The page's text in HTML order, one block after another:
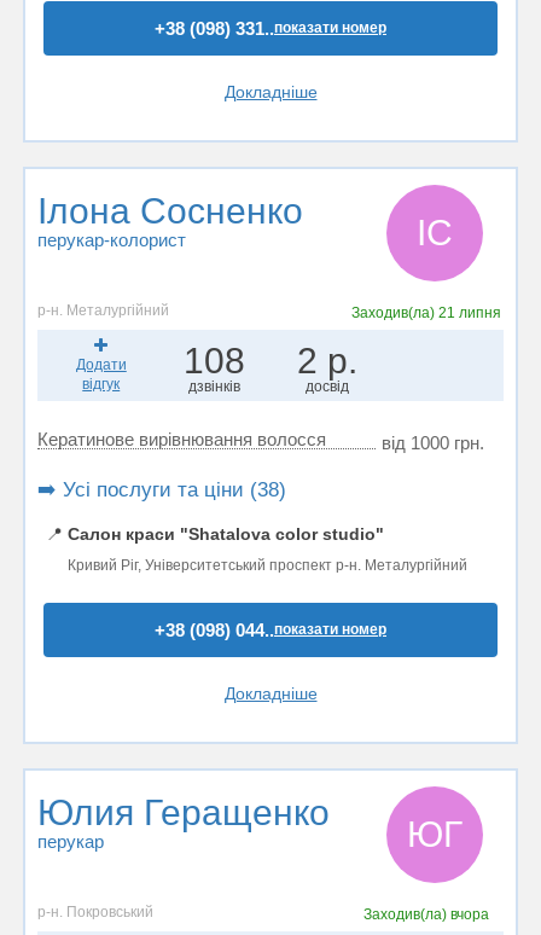
+38 (098) 331..показати номер
Докладніше
Ілона Сосненко
перукар-колорист ІС
р-н. Металургійний Заходив(ла) 21 липня
Додати
відгук
108
дзвінків
2 р.
досвід
Кератинове вирівнювання волосся від 1000 грн.
➡️ Усі послуги та ціни (38)
📍 Салон краси "Shatalova color studio"
Кривий Ріг, Університетський проспект р-н. Металургійний
+38 (098) 044..показати номер
Докладніше
Юлия Геращенко
перукар ЮГ
р-н. Покровський Заходив(ла) вчора